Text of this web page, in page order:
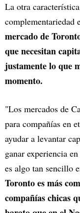
La otra
complementariedad
mercado de
que necesitan
justamente lo que
momento.
"Los mercados de
para compañías en
ayudar a levantar
ganar experiencia
es algo tan sencillo
Toronto es más
compañías chicas